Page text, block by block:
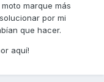
marque más
por mi
que hacer.
aquí!